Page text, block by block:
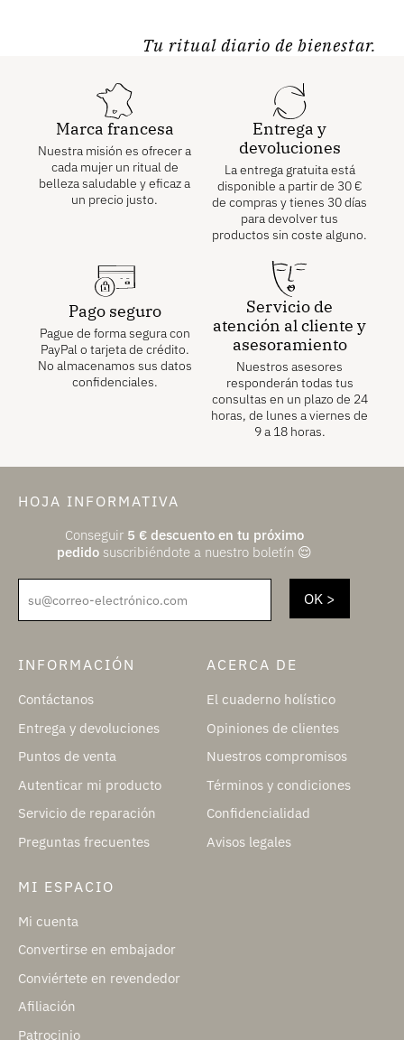
Tu ritual diario de bienestar.
Marca francesa
Nuestra misión es ofrecer a
cada mujer un ritual de
belleza saludable y eficaz a
un precio justo.
Entrega y
devoluciones
La entrega gratuita está
disponible a partir de 30 €
de compras y tienes 30 días
para devolver tus
productos sin coste alguno.
Pago seguro
Pague de forma segura con
PayPal o tarjeta de crédito.
No almacenamos sus datos
confidenciales.
Servicio de
atención al cliente y
asesoramiento
Nuestros asesores
responderán todas tus
consultas en un plazo de 24
horas, de lunes a viernes de
9 a 18 horas.
HOJA INFORMATIVA
Conseguir 5 €descuento en tu próximo
pedidosuscribiéndote a nuestro boletín 😌
su@correo-electrónico.com
INFORMACIÓN
Contáctanos
Entrega y devoluciones
Puntos de venta
Autenticar mi producto
Servicio de reparación
Preguntas frecuentes
ACERCA DE
El cuaderno holístico
Opiniones de clientes
Nuestros compromisos
Términos y condiciones
Confidencialidad
Avisos legales
MI ESPACIO
Mi cuenta
Convertirse en embajador
Conviértete en revendedor
Afiliación
Patrocinio